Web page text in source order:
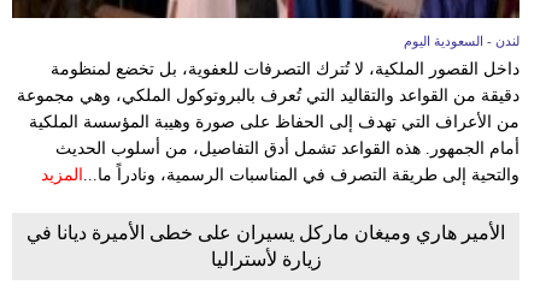
لندن - السعودية اليوم
داخل القصور الملكية، لا تُترك التصرفات للعفوية، بل تخضع لمنظومة
دقيقة من القواعد والتقاليد التي تُعرف بالبروتوكول الملكي، وهي مجموعة
من الأعراف التي تهدف إلى الحفاظ على صورة وهيبة المؤسسة الملكية
أمام الجمهور. هذه القواعد تشمل أدق التفاصيل، من أسلوب الحديث
والتحية إلى طريقة التصرف في المناسبات الرسمية، ونادراً ما...
المزيد
الأمير هاري وميغان ماركل يسيران على خطى الأميرة ديانا في
زيارة لأستراليا